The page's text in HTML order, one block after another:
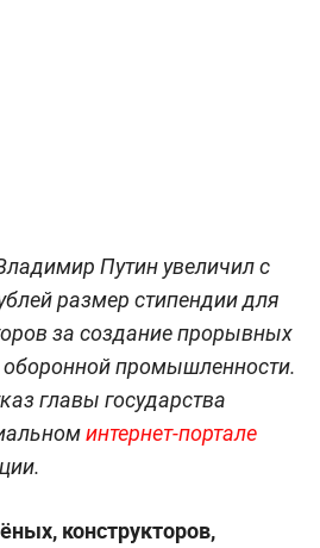
Путин увеличил с
размер стипендии для
за создание прорывных
оборонной промышленности.
главы государства
интернет-портале
конструкторов,